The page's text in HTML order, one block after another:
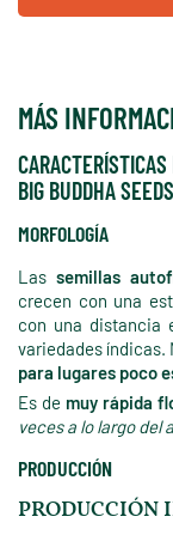
MÁS
BIG BUDDHA SEEDS
MORFOLOGÍA
Las semillas
crecen con una
con una distancia
variedades índicas.
para lugares poco
Es de muy rápida
veces a lo largo del
PRODUCCIÓN
PRODUCCIÓN